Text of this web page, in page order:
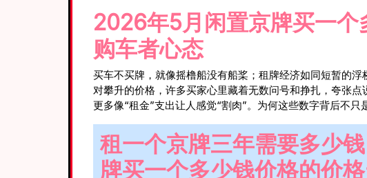
2026年5月闲置京牌买一个
购车者心态
买车不买牌，就像摇橹船没有船桨；租牌经济如同短暂的
对攀升的价格，许多买家心里藏着无数问号和挣扎，夸张
更多像“租金”支出让人感觉“割肉”。为何这些数字背后不
租一个京牌三年需要多少
牌买一个多少钱价格的价